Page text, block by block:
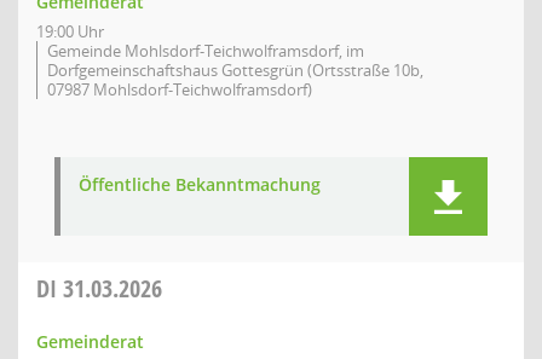
19:00 Uhr
Gemeinde Mohlsdorf-Teichwolframsdorf, im
Dorfgemeinschaftshaus Gottesgrün (Ortsstraße 10b,
07987 Mohlsdorf-Teichwolframsdorf)
Öffentliche Bekanntmachung
DI 31.03.2026
Gemeinderat